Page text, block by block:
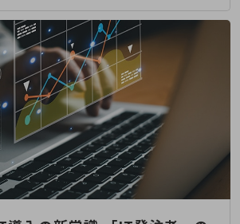
ービスをご紹介
フォン